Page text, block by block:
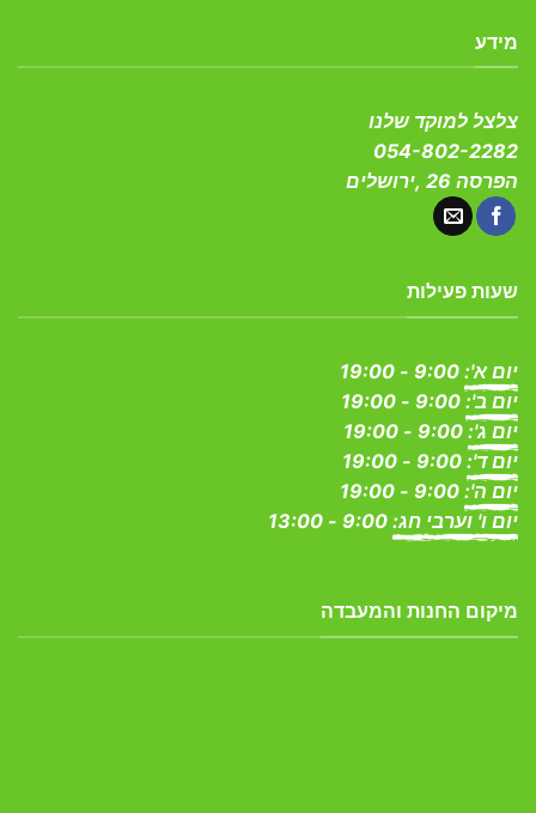
מידע
צלצל למוקד שלנו
054-802-2282
הפרסה 26 ,ירושלים
שעות פעילות
יום א':
יום ב':
יום ג':
יום ד':
יום ה':
יום ו' וערבי חג:
מיקום החנות והמעבדה